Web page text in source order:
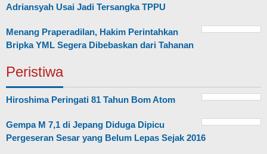
Adriansyah Usai Jadi Tersangka TPPU
Menang Praperadilan, Hakim Perintahkan
Bripka YML Segera Dibebaskan dari Tahanan
Peristiwa
Hiroshima Peringati 81 Tahun Bom Atom
Gempa M 7,1 di Jepang Diduga Dipicu
Pergeseran Sesar yang Belum Lepas Sejak 2016